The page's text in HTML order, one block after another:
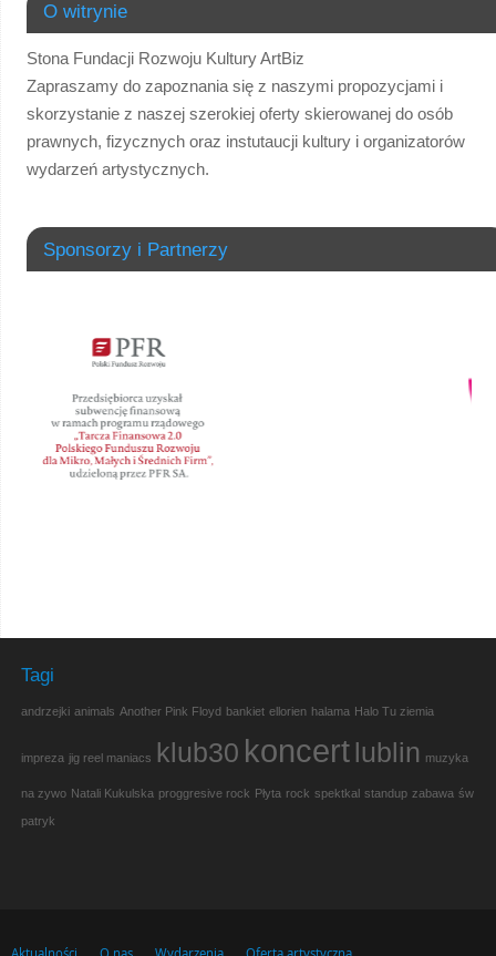
O witrynie
Stona Fundacji Rozwoju Kultury ArtBiz
Zapraszamy do zapoznania się z naszymi propozycjami i
skorzystanie z naszej szerokiej oferty skierowanej do osób
prawnych, fizycznych oraz instutaucji kultury i organizatorów
wydarzeń artystycznych.
Sponsorzy i Partnerzy
Tagi
andrzejki animals Another Pink Floyd bankiet ellorien halama Halo Tu ziemia
impreza jig reel maniacs klub30 koncert lublin muzyka
na zywo Natali Kukulska proggresive rock Płyta rock spektkal standup zabawa św
patryk